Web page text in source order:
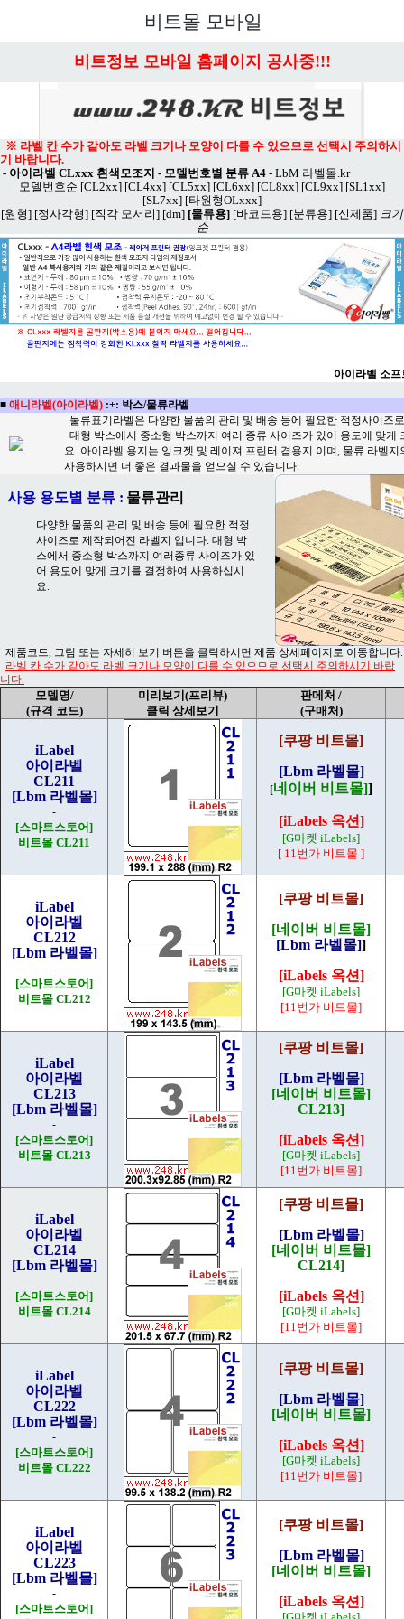
비트몰 모바일
비트정보 모바일 홈페이지 공사중!!!
※ 라벨 칸 수가 같아도 라벨 크기나 모양이 다를 수 있으므로 선택시 주의하시
기 바랍니다.
- 아이라벨 CLxxx 흰색모조지 - 모델번호별 분류 A4 - LbM 라벨몰.kr
모델번호순 [CL2xx] [CL4xx] [CL5xx] [CL6xx] [CL8xx] [CL9xx] [SL1xx]
[SL7xx] [타원형OLxxx]
[원형] [정사각형] [직각 모서리] [dm] [물류용] [바코드용] [분류용] [신제품] 크기
순
아이라벨 소
■ 애니라벨(아이라벨) :+: 박스/물류라벨
물류표기라벨은 다양한 물품의 관리 및 배송 등에 필요한 적정사이즈
대형 박스에서 중소형 박스까지 여러 종류 사이즈가 있어 용도에 맞게
요. 아이라벨 용지는 잉크젯 및 레이져 프린터 겸용지 이며, 물류 라벨
사용하시면 더 좋은 결과물을 얻으실 수 있습니다.
사용 용도별 분류 : 물류관리
다양한 물품의 관리 및 배송 등에 필요한 적정
사이즈로 제작되어진 라벨지 입니다. 대형 박
스에서 중소형 박스까지 여러종류 사이즈가 있
어 용도에 맞게 크기를 결정하여 사용하십시
요.
제품코드, 그림 또는 자세히 보기 버튼을 클릭하시면 제품 상세페이지로 이동합니다.
라벨 칸 수가 같아도 라벨 크기나 모양이 다를 수 있으므로 선택시 주의하시기 바랍
니다.
모델명/
(규격 코드)
미리보기(프리뷰)
클릭 상세보기
판메처 /
(구매처)
iLabel
아이라벨
CL211
[Lbm 라벨몰]
-
[스마트스토어]
비트몰 CL211
[쿠팡 비트몰]
[Lbm 라벨몰]
[네이버 비트몰]]
[iLabels 옥션]
[G마켓 iLabels]
[ 11번가 비트몰 ]
iLabel
아이라벨
CL212
[Lbm 라벨몰]
-
[스마트스토어]
비트몰 CL212
[쿠팡 비트몰]
[네이버 비트몰]
[Lbm 라벨몰]]
[iLabels 옥션]
[G마켓 iLabels]
[11번가 비트몰]
iLabel
아이라벨
CL213
[Lbm 라벨몰]
-
[스마트스토어]
비트몰 CL213
[쿠팡 비트몰]
[Lbm 라벨몰]
[네이버 비트몰]
CL213]
[iLabels 옥션]
[G마켓 iLabels]
[11번가 비트몰]
iLabel
아이라벨
CL214
[Lbm 라벨몰]
[스마트스토어]
비트몰 CL214
[쿠팡 비트몰]
[Lbm 라벨몰]
[네이버 비트몰]
CL214]
[iLabels 옥션]
[G마켓 iLabels]
[11번가 비트몰]
iLabel
아이라벨
CL222
[Lbm 라벨몰]
-
[스마트스토어]
비트몰 CL222
[쿠팡 비트몰]
[Lbm 라벨몰]
[네이버 비트몰]
[iLabels 옥션]
[G마켓 iLabels]
[11번가 비트몰]
iLabel
아이라벨
CL223
[Lbm 라벨몰]
-
[스마트스토어]
[쿠팡 비트몰]
[Lbm 라벨몰]
[네이버 비트몰]
[iLabels 옥션]